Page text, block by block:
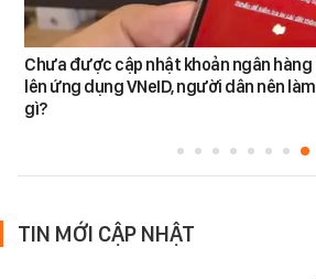
Chưa được cập nhật khoản ngân hàng
lên ứng dụng VNeID, người dân nên làm
gì?
TIN MỚI CẬP NHẬT